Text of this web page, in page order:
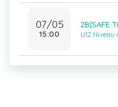
07/05
15:00
2B|SAFE
U12 Niveau